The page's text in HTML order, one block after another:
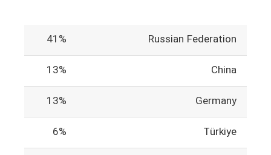
Russian Federation
41%
China
13%
Germany
13%
Türkiye
6%